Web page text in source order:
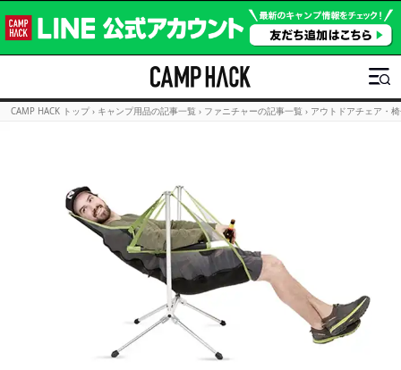
CAMP HACK トップ › キャンプ用品の記事一覧 › ファニチャーの記事一覧 › アウトドアチェア・